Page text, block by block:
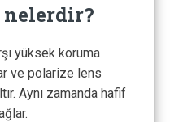
nelerdir?
yüksek koruma
ve polarize lens
Aynı zamanda hafif